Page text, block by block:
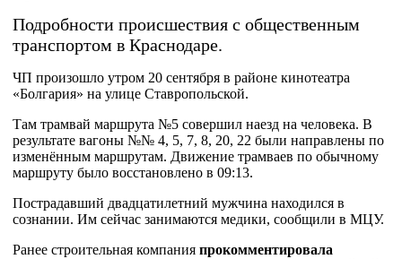
Подробности происшествия с общественным
транспортом в Краснодаре.
ЧП произошло утром 20 сентября в районе кинотеатра
«Болгария» на улице Ставропольской.
Там трамвай маршрута №5 совершил наезд на человека. В
результате вагоны №№ 4, 5, 7, 8, 20, 22 были направлены по
изменённым маршрутам. Движение трамваев по обычному
маршруту было восстановлено в 09:13.
Пострадавший двадцатилетний мужчина находился в
сознании. Им сейчас занимаются медики, сообщили в МЦУ.
Ранее строительная компания прокомментировала